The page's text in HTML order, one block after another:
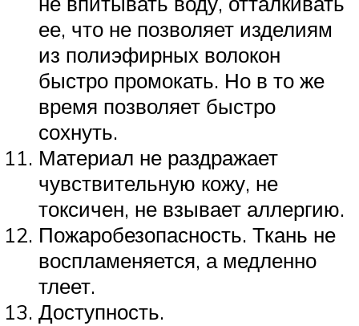
ее, что не позволяет изделиям
из полиэфирных волокон
быстро промокать. Но в то же
время позволяет быстро
сохнуть.
Материал не раздражает
чувствительную кожу, не
токсичен, не взывает аллергию.
Пожаробезопасность. Ткань не
воспламеняется, а медленно
тлеет.
Доступность.